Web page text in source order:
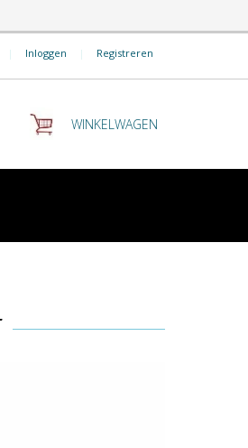
| Inloggen | Registreren
WINKELWAGEN